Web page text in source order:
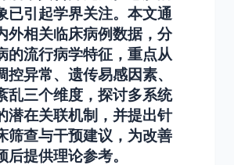
已引起学界关注。本文通
外相关临床病例数据，分
的流行病学特征，重点从
控异常、遗传易感因素、
乱三个维度，探讨多系统
潜在关联机制，并提出针
筛查与干预建议，为改善
后提供理论参考。